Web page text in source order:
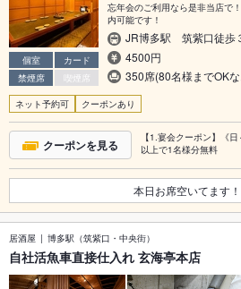
個室
カード
禁煙席
喫煙席
忘年会のご利用なら是非当店で
内可能です！
JR博多駅 筑紫口徒歩
4500円
350席(80名様までOK
ネット予約可 クーポンあり
クーポンを見る
【1.宴会クーポン】《
以上で1名様分無料
本日お席空いてます！
居酒屋 博多駅（筑紫口・中央街）
自社活魚車直接仕入れ 玄海亭本店